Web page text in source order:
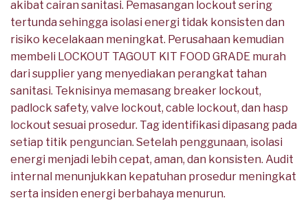
akibat cairan sanitasi. Pemasangan lockout sering
tertunda sehingga isolasi energi tidak konsisten dan
risiko kecelakaan meningkat. Perusahaan kemudian
membeli LOCKOUT TAGOUT KIT FOOD GRADE murah
dari supplier yang menyediakan perangkat tahan
sanitasi. Teknisinya memasang breaker lockout,
padlock safety, valve lockout, cable lockout, dan hasp
lockout sesuai prosedur. Tag identifikasi dipasang pada
setiap titik penguncian. Setelah penggunaan, isolasi
energi menjadi lebih cepat, aman, dan konsisten. Audit
internal menunjukkan kepatuhan prosedur meningkat
serta insiden energi berbahaya menurun.